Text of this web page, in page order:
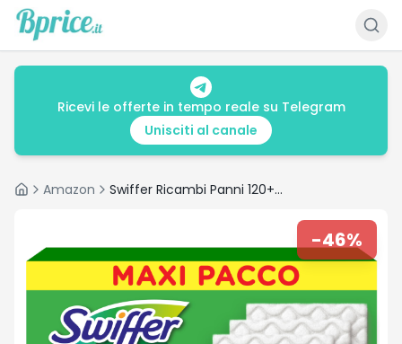
Ricevi le offerte in tempo reale su Telegram
Unisciti al canale
HomeAmazon Swiffer Ricambi Panni 120+3 Pezzi: recensione e prezzo
-46%